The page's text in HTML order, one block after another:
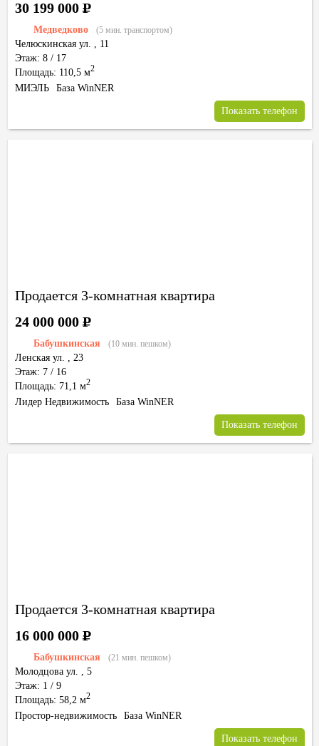
Медведково (5 мин. транспортом)
Челюскинская ул. , 11
Этаж: 8 / 17
Площадь: 110,5 м2
30 199 000Р
МИЭЛЬ База WinNER
Показать телефон
Продается 3-комнатная квартира
Бабушкинская (10 мин. пешком)
Ленская ул. , 23
Этаж: 7 / 16
Площадь: 71,1 м2
24 000 000Р
Лидер Недвижимость База WinNER
Показать телефон
Продается 3-комнатная квартира
Бабушкинская (21 мин. пешком)
Молодцова ул. , 5
Этаж: 1 / 9
Площадь: 58,2 м2
16 000 000Р
Простор-недвижимость База WinNER
Показать телефон